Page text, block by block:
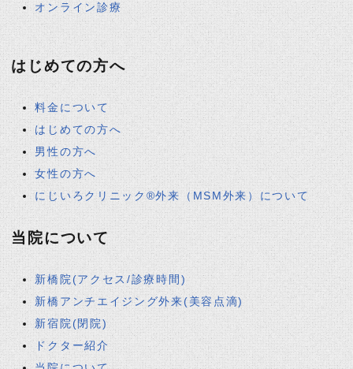
オンライン診療
はじめての方へ
料金について
はじめての方へ
男性の方へ
女性の方へ
にじいろクリニック®外来（MSM外来）について
当院について
新橋院(アクセス/診療時間)
新橋アンチエイジング外来(美容点滴)
新宿院(閉院)
ドクター紹介